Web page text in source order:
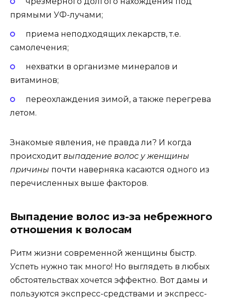
прямыми УФ-лучами;
приема неподходящих лекарств, т.е.
самолечения;
нехватки в организме минералов и
витаминов;
переохлаждения зимой, а также перегрева
летом.
Знакомые явления, не правда ли? И когда
происходитвыпадение волос у женщины
причины почти наверняка касаются одного из
перечисленных выше факторов.
Выпадение волос из-за небрежного
отношения к волосам
Ритм жизни современной женщины быстр.
Успеть нужно так много! Но выглядеть в любых
обстоятельствах хочется эффектно. Вот дамы и
пользуются экспресс-средствами и экспресс-